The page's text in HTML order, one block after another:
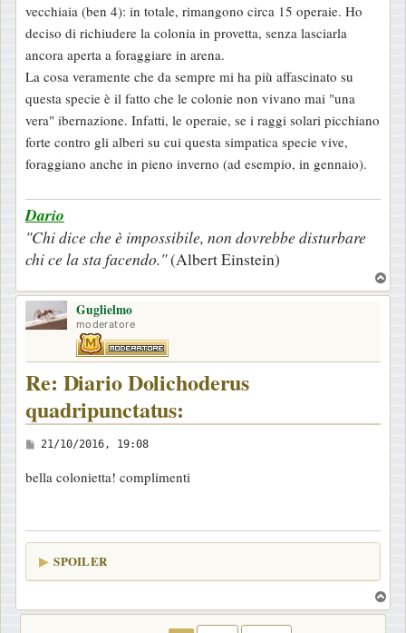
o
vecchiaia (ben 4): in totale, rimangono circa 15 operaie. Ho
deciso di richiudere la colonia in provetta, senza lasciarla
ancora aperta a foraggiare in arena.
La cosa veramente che da sempre mi ha più affascinato su
questa specie è il fatto che le colonie non vivano mai "una
vera" ibernazione. Infatti, le operaie, se i raggi solari picchiano
forte contro gli alberi su cui questa simpatica specie vive,
foraggiano anche in pieno inverno (ad esempio, in gennaio).
Dario
"Chi dice che è impossibile, non dovrebbe disturbare
chi ce la sta facendo."(Albert Einstein)
o
Guglielmo
moderatore
Re: Diario Dolichoderus
quadripunctatus:
M
s
a
g
o
21/10/2016, 19:08
bella colonietta! complimenti
SPOILER
o